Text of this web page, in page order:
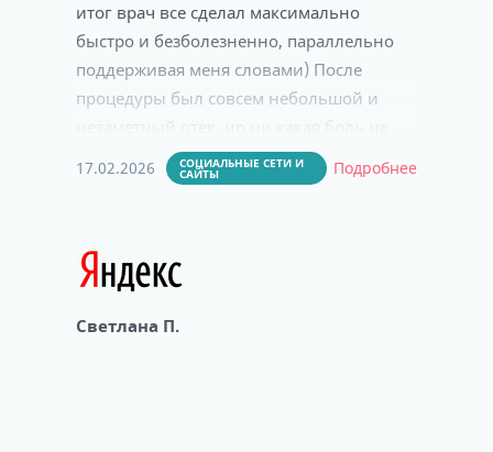
итог врач все сделал максимально
быстро и безболезненно, параллельно
поддерживая меня словами) После
процедуры был совсем небольшой и
беспокоила. Большая благодарность
Павлу Александровичу! Можно смело
17.02.2026 СОЦИАЛЬНЫЕ СЕТИ И
САЙТЫ Подробнее
Светлана П.